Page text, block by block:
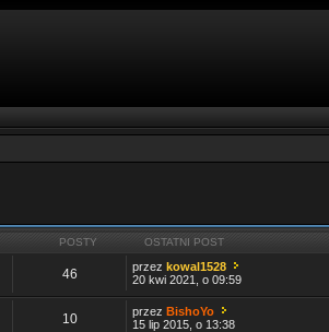
POSTY OSTATNI POST
46 przezkowal1528
20 kwi 2021, o 09:59
10 przezBishoYo
15 lip 2015, o 13:38